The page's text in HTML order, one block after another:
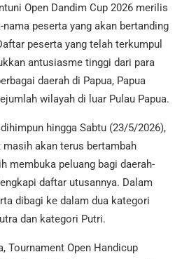
Open Dandim Cup 2026 merilis
peserta yang akan bertanding
peserta yang telah terkumpul
antusiasme tinggi dari para
daerah di Papua, Papua
wilayah di luar Pulau Papua.
hingga Sabtu (23/5/2026),
akan terus bertambah
membuka peluang bagi daerah-
daftar utusannya. Dalam
dibagi ke dalam dua kategori
dan kategori Putri.
Tournament Open Handicup